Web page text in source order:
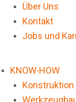
Über Uns
Kontakt
Jobs und
KNOW-HOW